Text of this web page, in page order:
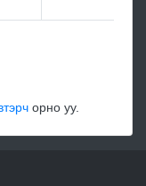
орно уу.